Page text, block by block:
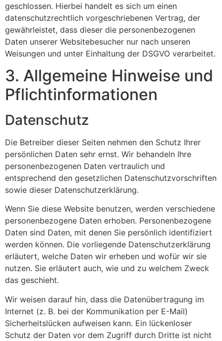
geschlossen. Hierbei handelt es sich um einen
datenschutzrechtlich vorgeschriebenen Vertrag, der
gewährleistet, dass dieser die personenbezogenen
Daten unserer Websitebesucher nur nach unseren
Weisungen und unter Einhaltung der DSGVO verarbeitet.
3. Allgemeine Hinweise und
Pflicht­informationen
Datenschutz
Die Betreiber dieser Seiten nehmen den Schutz Ihrer
persönlichen Daten sehr ernst. Wir behandeln Ihre
personenbezogenen Daten vertraulich und
entsprechend den gesetzlichen Datenschutzvorschriften
sowie dieser Datenschutzerklärung.
Wenn Sie diese Website benutzen, werden verschiedene
personenbezogene Daten erhoben. Personenbezogene
Daten sind Daten, mit denen Sie persönlich identifiziert
werden können. Die vorliegende Datenschutzerklärung
erläutert, welche Daten wir erheben und wofür wir sie
nutzen. Sie erläutert auch, wie und zu welchem Zweck
das geschieht.
Wir weisen darauf hin, dass die Datenübertragung im
Internet (z. B. bei der Kommunikation per E-Mail)
Sicherheitslücken aufweisen kann. Ein lückenloser
Schutz der Daten vor dem Zugriff durch Dritte ist nicht